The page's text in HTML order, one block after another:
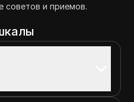
советов и приемов.